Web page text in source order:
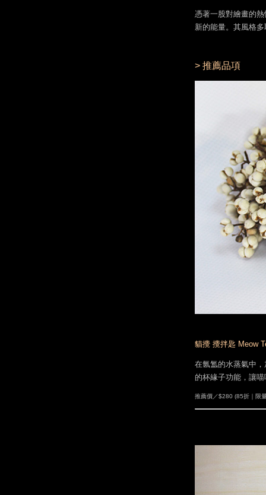
憑著一股對繪畫的
新的能量。其風格
> 推薦品項
貓攪 攪拌匙 Meow
在氤氲的水蒸氣中
的杯緣子功能，讓
推薦價／$280 (85折｜